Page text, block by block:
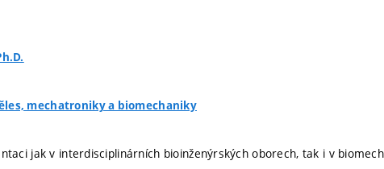
mechatroniky a biomechaniky
jak v interdisciplinárních bioinženýrských oborech, tak i v